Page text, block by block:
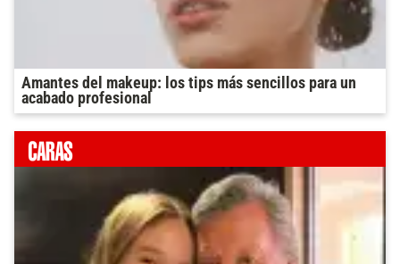
Amantes del makeup: los tips más sencillos para un
acabado profesional